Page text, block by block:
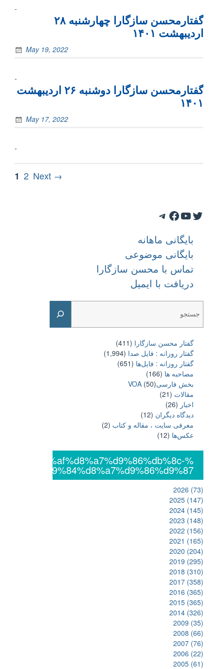
-
گفتارمحسن سازگارا چهارشنبه ۲۸
اردیبهشت ۱۴۰۱
May 19, 2022
-
گفتارمحسن سازگارا دوشنبه ۲۶ اردیبهشت
۱۴۰۱
May 17, 2022
-
Posts
Page
1 Page
2 Next →
Telegram Facebook YouTube Twitter
بایگانی ماهانه
بایگانی موضوعی
تماس با محسن سازگارا
دریافت با ایمیل
گفتار محسن سازگارا (411)
گفتار روزانه : فایل‌ صدا (1,994)
گفتار روزانه : فایل‌ها (651)
مصاحبه ها (166)
بخش فارسیVOA(50)
مقالات (21)
اخبار (26)
دیدگاه دیگران (12)
معرفی سایت ، مقاله و کتاب (2)
عکس‌ها (12)
2026 (73)
2025 (147)
2024 (145)
2023 (148)
2022 (156)
2021 (165)
2020 (204)
2019 (295)
2018 (310)
2017 (358)
2016 (365)
2015 (365)
2014 (326)
2009 (35)
2008 (66)
2007 (76)
2006 (22)
2005 (61)